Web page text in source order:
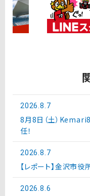
2026.8.7
8月8日（土）
任！
2026.8.7
【レポート】金沢市役
2026.8.6